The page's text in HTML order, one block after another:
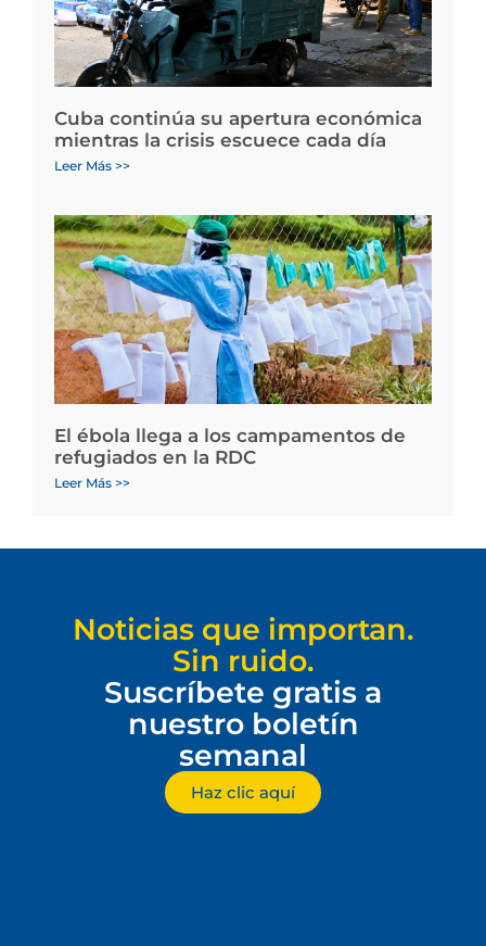
Cuba continúa su apertura económica
mientras la crisis escuece cada día
Leer Más >>
El ébola llega a los campamentos de
refugiados en la RDC
Leer Más >>
Noticias que importan.
Sin ruido.
Suscríbete gratis a
nuestro boletín
semanal
Haz clic aquí